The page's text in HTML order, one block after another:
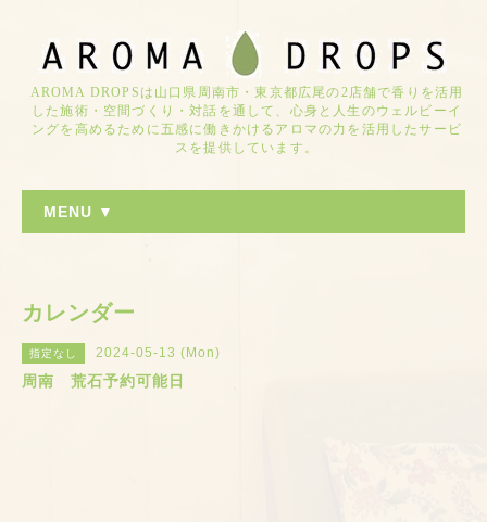
AROMA DROPSは山口県周南市・東京都広尾の2店舗で香りを活用
した施術・空間づくり・対話を通して、心身と人生のウェルビーイ
ングを高めるために五感に働きかけるアロマの力を活用したサービ
スを提供しています。
MENU ▼
カレンダー
指定なし 2024-05-13 (Mon)
周南 荒石予約可能日